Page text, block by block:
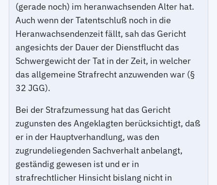
(gerade noch) im heranwachsenden Alter hat.
Auch wenn der Tatentschluß noch in die
Heranwachsendenzeit fällt, sah das Gericht
angesichts der Dauer der Dienstflucht das
Schwergewicht der Tat in der Zeit, in welcher
das allgemeine Strafrecht anzuwenden war (§
32 JGG).
Bei der Strafzumessung hat das Gericht
zugunsten des Angeklagten berücksichtigt, daß
er in der Hauptverhandlung, was den
zugrundeliegenden Sachverhalt anbelangt,
geständig gewesen ist und er in
strafrechtlicher Hinsicht bislang nicht in